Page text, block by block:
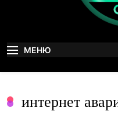
МЕНЮ
интернет